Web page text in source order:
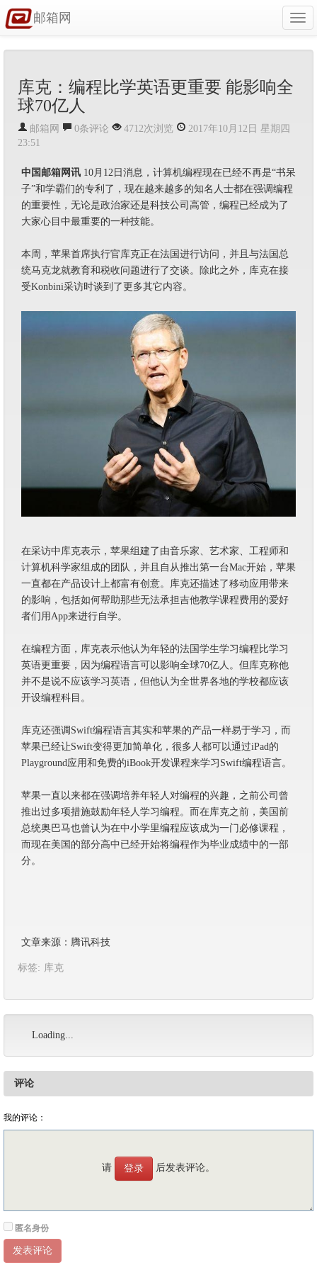
邮箱网
库克：编程比学英语更重要 能影响全
球70亿人
邮箱网 0条评论 4712次浏览
2017年10月12日 星期四
23:51
中国邮箱网讯 10月12日消息，计算机编程现在已经不再是“书呆
子”和学霸们的专利了，现在越来越多的知名人士都在强调编程
的重要性，无论是政治家还是科技公司高管，编程已经成为了
大家心目中最重要的一种技能。
本周，苹果首席执行官库克正在法国进行访问，并且与法国总
统马克龙就教育和税收问题进行了交谈。除此之外，库克在接
受Konbini采访时谈到了更多其它内容。
在采访中库克表示，苹果组建了由音乐家、艺术家、工程师和
计算机科学家组成的团队，并且自从推出第一台Mac开始，苹果
一直都在产品设计上都富有创意。库克还描述了移动应用带来
的影响，包括如何帮助那些无法承担吉他教学课程费用的爱好
者们用App来进行自学。
在编程方面，库克表示他认为年轻的法国学生学习编程比学习
英语更重要，因为编程语言可以影响全球70亿人。但库克称他
并不是说不应该学习英语，但他认为全世界各地的学校都应该
开设编程科目。
库克还强调Swift编程语言其实和苹果的产品一样易于学习，而
苹果已经让Swift变得更加简单化，很多人都可以通过iPad的
Playground应用和免费的iBook开发课程来学习Swift编程语言。
苹果一直以来都在强调培养年轻人对编程的兴趣，之前公司曾
推出过多项措施鼓励年轻人学习编程。而在库克之前，美国前
总统奥巴马也曾认为在中小学里编程应该成为一门必修课程，
而现在美国的部分高中已经开始将编程作为毕业成绩中的一部
分。
文章来源：腾讯科技
标签: 库克
Loading...
评论
我的评论：
匿名身份
发表评论
请 登录 后发表评论。